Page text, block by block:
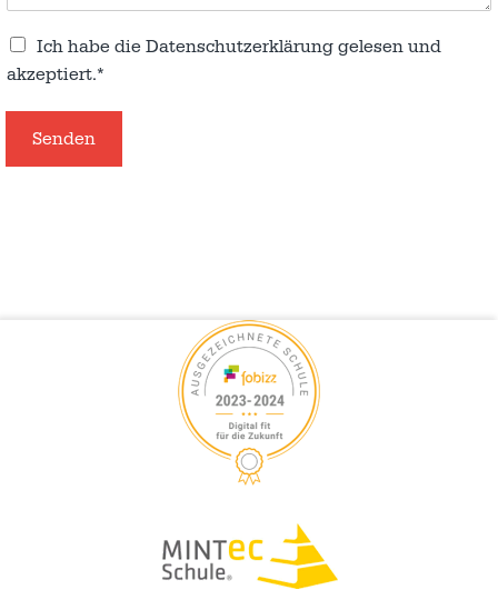
Ich habe die Datenschutzerklärung gelesen und
akzeptiert.*
Senden